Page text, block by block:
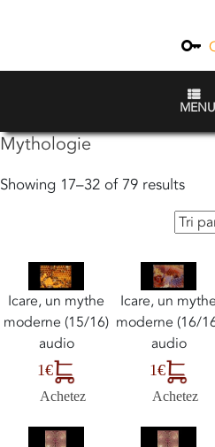
MENU
Mythologie
Showing 17–32 of 79 results
Icare, un mythe
moderne (15/16)
audio
1€
Achetez
Icare, un mythe
moderne (16/
audio
1€
Achetez